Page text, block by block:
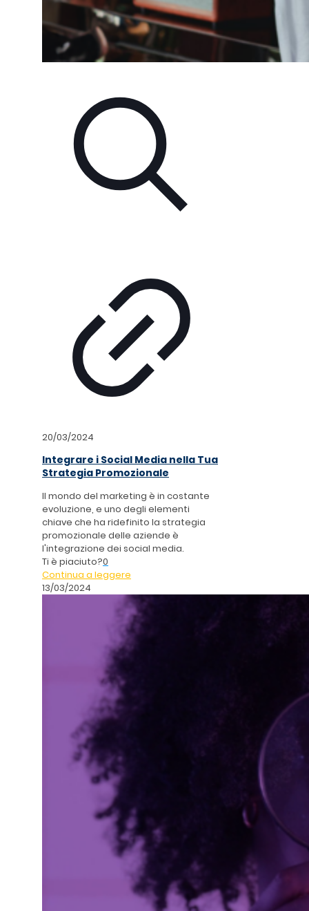
20/03/2024
Integrare i Social Media nella Tua
Strategia Promozionale
Il mondo del marketing è in costante
evoluzione, e uno degli elementi
chiave che ha ridefinito la strategia
promozionale delle aziende è
l'integrazione dei social media.
Ti è piaciuto?0
Continua a leggere
13/03/2024